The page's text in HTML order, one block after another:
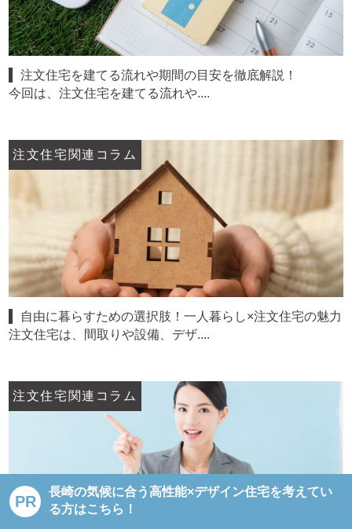
注文住宅を建てる流れや期間の目安を徹底解説！
今回は、注文住宅を建てる流れや....
注文住宅関連コラム
自由に暮らすための選択肢！一人暮らし×注文住宅の魅力
注文住宅は、間取りや設備、デザ....
注文住宅関連コラム
PR
長崎の気候に合う高性能×デザイン住宅を考えてい
る方はこちら！